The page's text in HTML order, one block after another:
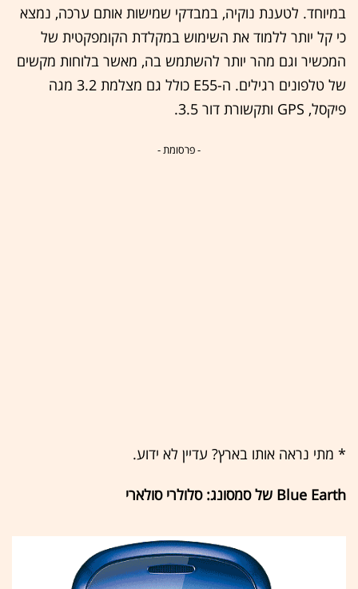
במיוחד. לטענת נוקיה, במבדקי שמישות אותם ערכה, נמצא
כי קל יותר ללמוד את השימוש במקלדת הקומפקטית של
המכשיר וגם מהר יותר להשתמש בה, מאשר בלוחות מקשים
של טלפונים רגילים. ה-E55 כולל גם מצלמת 3.2 מגה
פיקסל, GPS ותקשורת דור 3.5.
- פרסומת -
* מתי נראה אותו בארץ? עדיין לא ידוע.
Blue Earth של סמסונג: סלולרי סולארי